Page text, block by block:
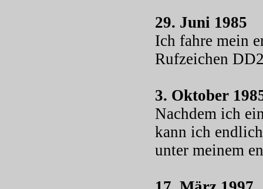
29. Juni 1985
Ich fahre mein
Rufzeichen
3. Oktober
Nachdem ich
kann ich
unter meinem